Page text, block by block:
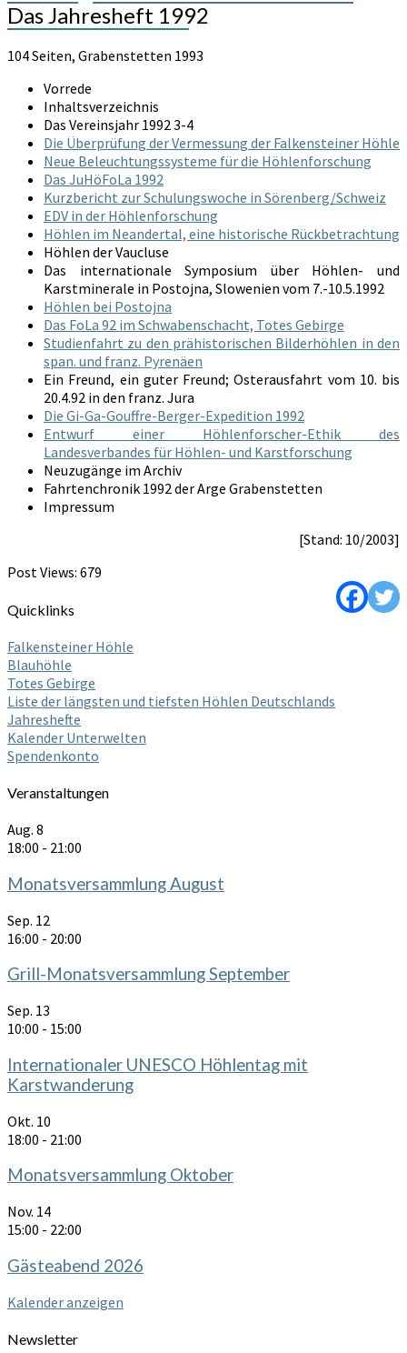
Grabenstetten e.V.
Das
Jahresheft
1992
Das Jahresheft 1992
104 Seiten, Grabenstetten 1993
Vorrede
Inhaltsverzeichnis
Das Vereinsjahr 1992 3-4
Die Überprüfung der Vermessung der Falkensteiner Höhle
Neue Beleuchtungssysteme für die Höhlenforschung
Das JuHöFoLa 1992
Kurzbericht zur Schulungswoche in Sörenberg/Schweiz
EDV in der Höhlenforschung
Höhlen im Neandertal, eine historische Rückbetrachtung
Höhlen der Vaucluse
Das internationale Symposium über Höhlen- und
Karstminerale in Postojna, Slowenien vom 7.-10.5.1992
Höhlen bei Postojna
Das FoLa 92 im Schwabenschacht, Totes Gebirge
Studienfahrt zu den prähistorischen Bilderhöhlen in den
span. und franz. Pyrenäen
Ein Freund, ein guter Freund; Osterausfahrt vom 10. bis
20.4.92 in den franz. Jura
Die Gi-Ga-Gouffre-Berger-Expedition 1992
Entwurf einer Höhlenforscher-Ethik des
Landesverbandes für Höhlen- und Karstforschung
Neuzugänge im Archiv
Fahrtenchronik 1992 der Arge Grabenstetten
Impressum
[Stand: 10/2003]
Post Views: 679
Quicklinks
Falkensteiner Höhle
Blauhöhle
Totes Gebirge
Liste der längsten und tiefsten Höhlen Deutschlands
Jahreshefte
Kalender Unterwelten
Spendenkonto
Veranstaltungen
Aug. 8
18:00 - 21:00
Monatsversammlung August
Sep. 12
16:00 - 20:00
Grill-Monatsversammlung September
Sep. 13
10:00 - 15:00
Internationaler UNESCO Höhlentag mit
Karstwanderung
Okt. 10
18:00 - 21:00
Monatsversammlung Oktober
Nov. 14
15:00 - 22:00
Gästeabend 2026
Kalender anzeigen
Newsletter